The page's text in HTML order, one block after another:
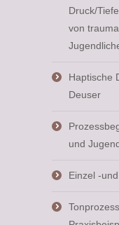
Druck/
von
Haptische
Deuser
und
Einzel -